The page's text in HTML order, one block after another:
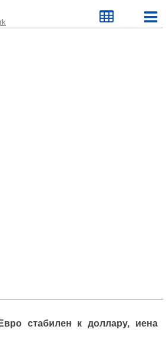
Евро стабилен к доллару, иена